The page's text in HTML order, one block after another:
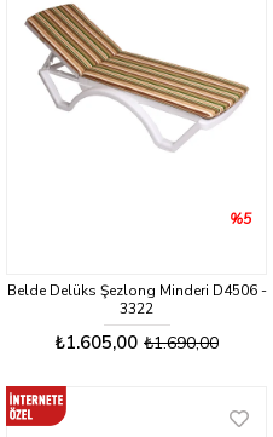
Belde Delüks Şezlong Minderi D4506 -
3322
₺1.605,00 ₺1.690,00
%5